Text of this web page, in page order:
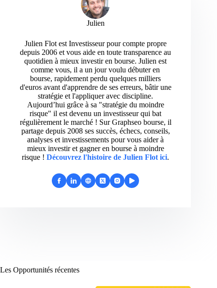
Julien
Julien Flot est Investisseur pour compte propre
depuis 2006 et vous aide en toute transparence au
quotidien à mieux investir en bourse. Julien est
comme vous, il a un jour voulu débuter en
bourse, rapidement perdu quelques milliers
d'euros avant d'apprendre de ses erreurs, bâtir une
stratégie et l'appliquer avec discipline.
Aujourd’hui grâce à sa "stratégie du moindre
risque" il est devenu un investisseur qui bat
régulièrement le marché ! Sur Graphseo bourse, il
partage depuis 2008 ses succès, échecs, conseils,
analyses et investissements pour vous aider à
mieux investir et gagner en bourse à moindre
risque ! Découvrez l'histoire de Julien Flot ici.
Les Opportunités récentes